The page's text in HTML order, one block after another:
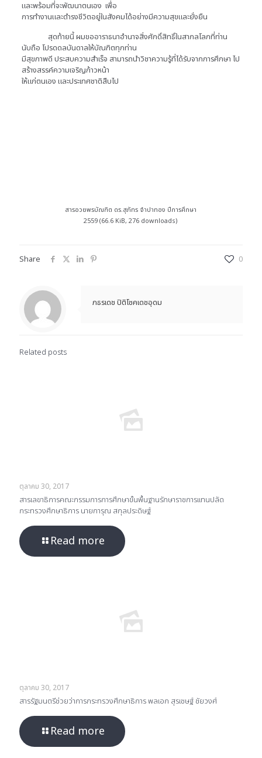
และพร้อมที่จะพัฒนาตนเอง เพื่อ
การทำงานและดำรงชีวิตอยู่ในสังคมได้อย่างมีความสุขและยั่งยืน
สุดท้ายนี้ ผมขออาราธนาอำนาจสิ่งศักดิ์สิทธิ์ในสากลโลกที่ท่าน
นับถือ โปรดดลบันดาลให้บัณฑิตทุกท่าน
มีสุขภาพดี ประสบความสำเร็จ สามารถนำวิชาความรู้ที่ได้รับจากการศึกษา ไป
สร้างสรรค์ความเจริญก้าวหน้า
ให้แก่ตนเอง และประเทศชาติสืบไป
สารอวยพรบัณฑิต ดร.สุภัทร จำปาทอง ปีการศึกษา
2559 (66.6 KiB, 276 downloads)
Share 0
ภธรเดช ปิติโชคเดชอุดม
Related posts
ตุลาคม 30, 2017
สารเลขาธิการคณะกรรมการการศึกษาขั้นพื้นฐานรักษาราชการแทนปลัด
กระทรวงศึกษาธิการ นายการุณ สกุลประดิษฐ์
Read more
ตุลาคม 30, 2017
สารรัฐมนตรีช่วยว่าการกระทรวงศึกษาธิการ พลเอก สุรเชษฐ์ ชัยวงศ์
Read more